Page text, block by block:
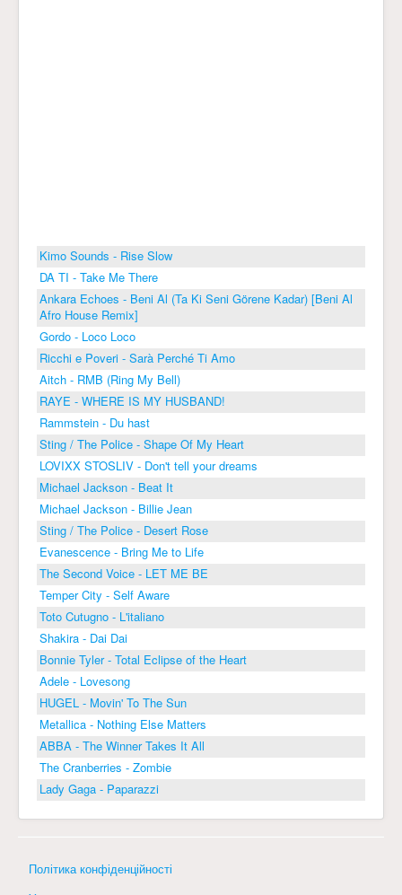
Kimo Sounds - Rise Slow
DA TI - Take Me There
Ankara Echoes - Beni Al (Ta Ki Seni Görene Kadar) [Beni Al
Afro House Remix]
Gordo - Loco Loco
Ricchi e Poveri - Sarà Perché Ti Amo
Aitch - RMB (Ring My Bell)
RAYE - WHERE IS MY HUSBAND!
Rammstein - Du hast
Sting / The Police - Shape Of My Heart
LOVIXX STOSLIV - Don't tell your dreams
Michael Jackson - Beat It
Michael Jackson - Billie Jean
Sting / The Police - Desert Rose
Evanescence - Bring Me to Life
The Second Voice - LET ME BE
Temper City - Self Aware
Toto Cutugno - L'italiano
Shakira - Dai Dai
Bonnie Tyler - Total Eclipse of the Heart
Adele - Lovesong
HUGEL - Movin' To The Sun
Metallica - Nothing Else Matters
ABBA - The Winner Takes It All
The Cranberries - Zombie
Lady Gaga - Paparazzi
Політика конфіденційності